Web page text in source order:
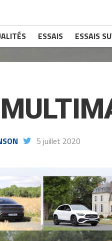
ESSAIS ESSAIS
5 juillet 2020